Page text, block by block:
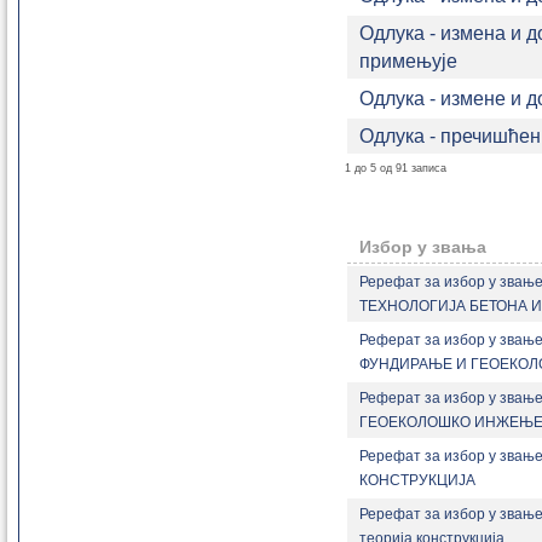
Одлука - измена и
примењује
Одлука - измене и
Одлука -
1 до 5 од 91 записа
Избор у звања
Ререфат за избор у
ТЕХНОЛОГИЈА БЕТОНА
Реферат за избор у
ФУНДИРАЊЕ И
Реферат за избор у
ГЕОЕКОЛОШКО
Ререфат за избор у
КОНСТРУКЦИЈА
Ререфат за избор у
теорија конструкција